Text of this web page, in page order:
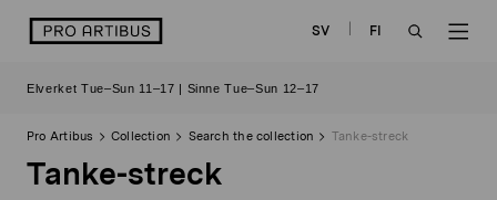
logo SV
FI
Elverket Tue–Sun 11–17 | Sinne Tue–Sun 12–17
Pro Artibus Collection Search the collection Tanke-streck
Tanke-streck